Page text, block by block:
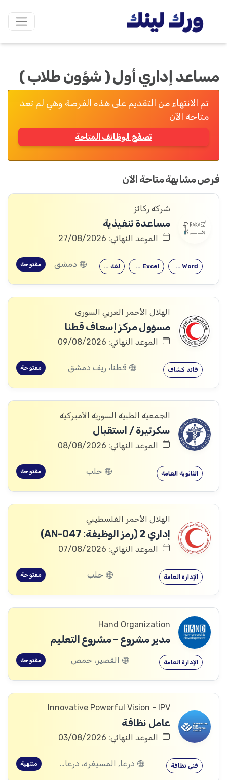
مساعد إداري أول ( شؤون طلاب )
تم الانتهاء من التقديم على هذه الفرصة وهي لم تعد
متاحة الآن
تصفّح الوظائف المتاحة
فرص مشابهة متاحة الآن
شركة ركائز
مساعدة تنفيذية
الموعد النهائي: 27/08/2026
لغة إنكليزية Microsoft Excel Microsoft Word دمشق مفتوحة
الهلال الأحمر العربي السوري
مسؤول مركز إسعاف قطنا
الموعد النهائي: 09/08/2026
قائد كشاف قطنا، ريف دمشق مفتوحة
الجمعية الطبية السورية الأميركية
سكرتيرة / استقبال
الموعد النهائي: 08/08/2026
الثانوية العامة حلب مفتوحة
الهلال الأحمر الفلسطيني
إداري 2 (رمز الوظيفة: AN-047)
الموعد النهائي: 07/08/2026
الإدارة العامة حلب مفتوحة
Hand Organization
مدير مشروع – مشروع التعليم
الإدارة العامة القصير، حمص مفتوحة
Innovative Powerful Vision - IPV
عامل نظافة
الموعد النهائي: 03/08/2026
فني نظافة درعا, المسيفرة، درعا, الجيزة، درعا, بصر الحرير، درعا منتهية